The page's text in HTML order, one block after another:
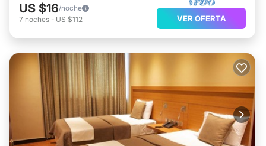
US $16/noche
7 noches - US $112 VER OFERTA